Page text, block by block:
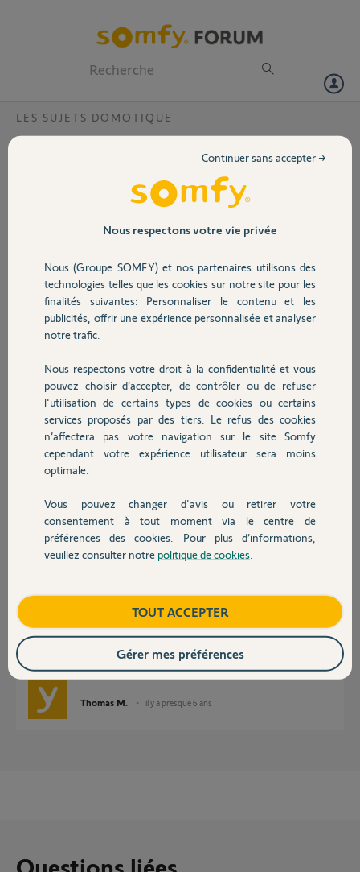
Volet
Sécurité
Domotique
Chauffage
Autres produits
Devis avec un pro
Contact
LES SUJETS DOMOTIQUE
Code Pin correct, box Tahoma déjà
Je viens d’emménager. Pourriez-vous activer ma box Tahoma (code
PIN 1213 1269 6273)? L'ancien propriétaire m'a signalé qu'il ne
Cordialement.
Thierry P.
il y a presque 6 ans
Participer au fil de discussion
Réponses
Bonjour
L'ancien propriétaire doit remplir ce formulaire.
https://www.somfy.fr/assistance/produits/domotique/desact...
Jean-Luc B. il y a presque 6 ans
Bonne journée,
Thomas M. il y a presque 6 ans
Nous respectons votre vie privée
Nous (Groupe SOMFY) et nos partenaires utilisons des
technologies telles que les cookies sur notre site pour les
finalités suivantes: Personnaliser le contenu et les
publicités, offrir une expérience personnalisée et analyser
notre trafic.
Nous respectons votre droit à la confidentialité et vous
pouvez choisir d’accepter, de contrôler ou de refuser
l'utilisation de certains types de cookies ou certains
services proposés par des tiers. Le refus des cookies
n’affectera pas votre navigation sur le site Somfy
cependant votre expérience utilisateur sera moins
optimale.
Vous pouvez changer d'avis ou retirer votre
consentement à tout moment via le centre de
préférences des cookies. Pour plus d’informations,
veuillez consulter notre politique de cookies
Continuer sans accepter →
TOUT ACCEPTER
Gérer mes préférences